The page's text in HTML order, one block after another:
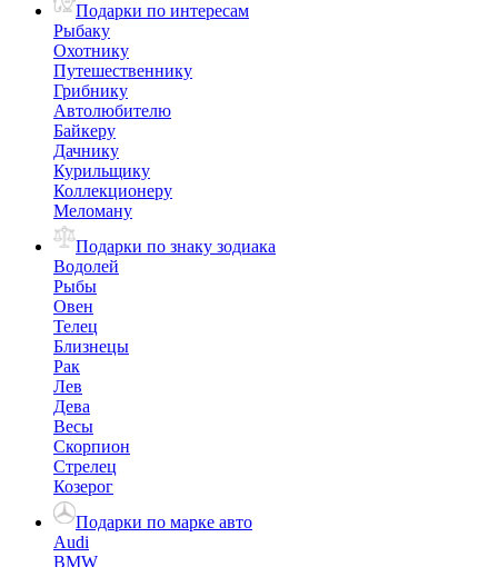
Подарки по интересам
Рыбаку
Охотнику
Путешественнику
Грибнику
Автолюбителю
Байкеру
Дачнику
Курильщику
Коллекционеру
Меломану
Подарки по знаку зодиака
Водолей
Рыбы
Овен
Телец
Близнецы
Рак
Лев
Дева
Весы
Скорпион
Стрелец
Козерог
Подарки по марке авто
Audi
BMW